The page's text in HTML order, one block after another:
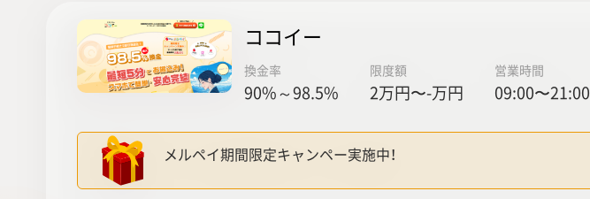
ココイー
換金率
90%～98.5%
限度額
2万円〜-万円
営業時間
09:00〜21:00
メルペイ期間限定キャンペー実施中！